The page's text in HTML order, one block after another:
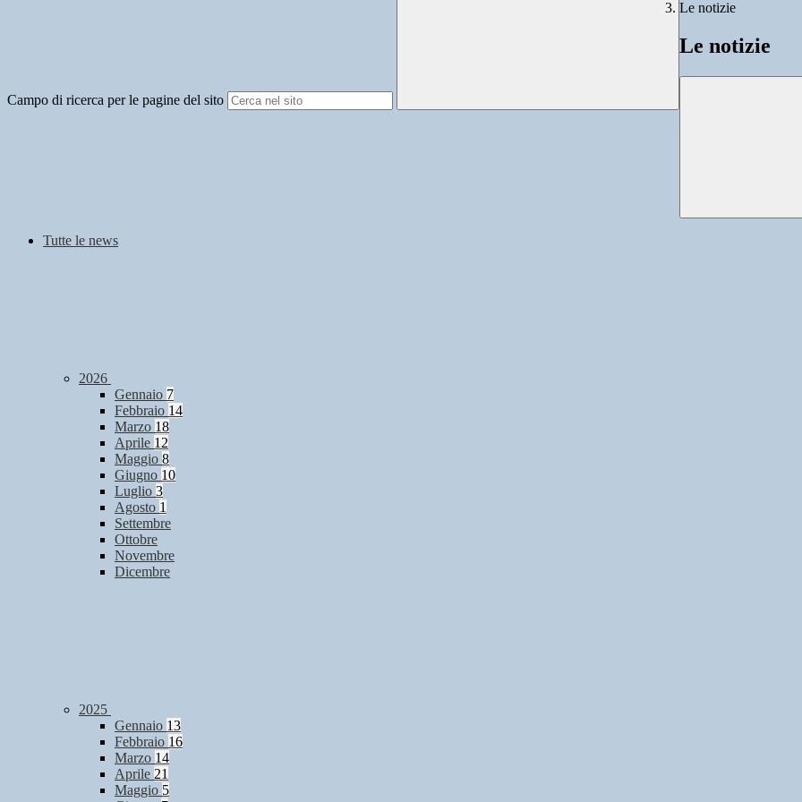
Campo di ricerca per le pagine del sito
Le notizie
Le notizie
Tutte le news
2026
Gennaio 7
Febbraio 14
Marzo 18
Aprile 12
Maggio 8
Giugno 10
Luglio 3
Agosto 1
Settembre
Ottobre
Novembre
Dicembre
2025
Gennaio 13
Febbraio 16
Marzo 14
Aprile 21
Maggio 5